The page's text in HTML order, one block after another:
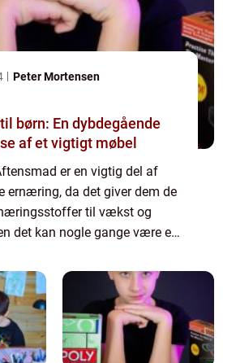
Peter Mortensen
børn: En dybdegående
af et vigtigt møbel
er en vigtig del af
ernæring, da det giver dem de
til vækst og
det kan nogle gange være en
som børnene vil spise me...